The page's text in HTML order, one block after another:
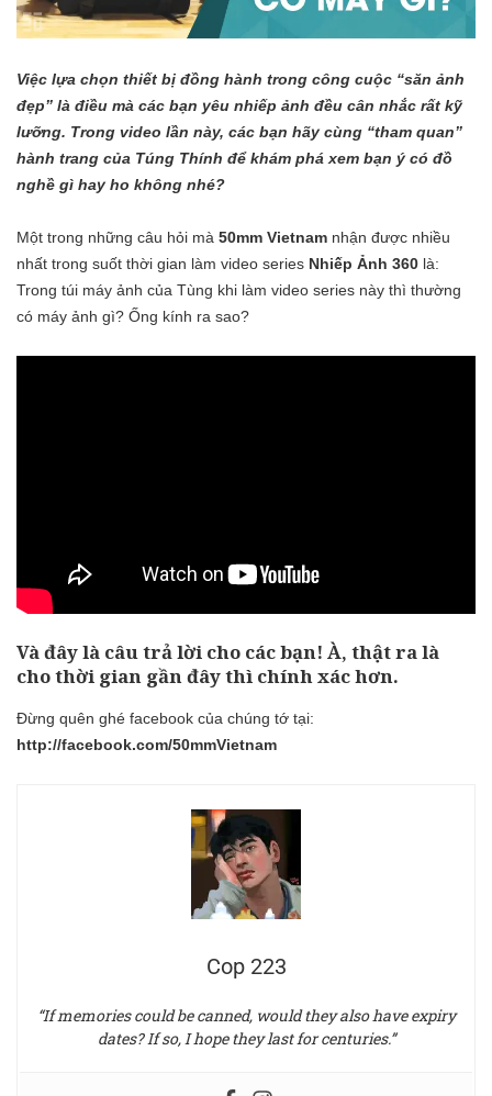
Việc lựa chọn thiết bị đồng hành trong công cuộc “săn ảnh
đẹp” là điều mà các bạn yêu nhiếp ảnh đều cân nhắc rất kỹ
lưỡng. Trong video lần này, các bạn hãy cùng “tham quan”
hành trang của Túng Thính để khám phá xem bạn ý có đồ
nghề gì hay ho không nhé?
Một trong những câu hỏi mà 50mm Vietnam nhận được nhiều
nhất trong suốt thời gian làm video series Nhiếp Ảnh 360 là:
Trong túi máy ảnh của Tùng khi làm video series này thì thường
có máy ảnh gì? Ống kính ra sao?
Và đây là câu trả lời cho các bạn! À, thật ra là
cho thời gian gần đây thì chính xác hơn.
Đừng quên ghé facebook của chúng tớ tại:
http://facebook.com/50mmVietnam
Cop 223
“If memories could be canned, would they also have expiry
dates? If so, I hope they last for centuries.”